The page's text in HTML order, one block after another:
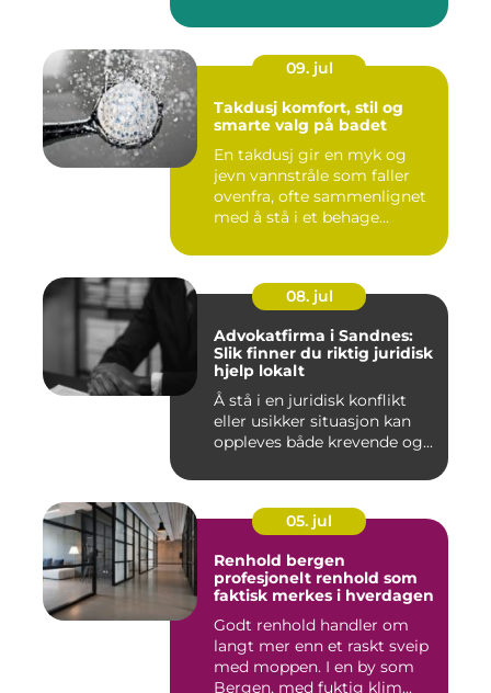
09. jul
Takdusj komfort, stil og
smarte valg på badet
En takdusj gir en myk og
jevn vannstråle som faller
ovenfra, ofte sammenlignet
med å stå i et behage...
08. jul
Advokatfirma i Sandnes:
Slik finner du riktig juridisk
hjelp lokalt
Å stå i en juridisk konflikt
eller usikker situasjon kan
oppleves både krevende og...
05. jul
Renhold bergen
profesjonelt renhold som
faktisk merkes i hverdagen
Godt renhold handler om
langt mer enn et raskt sveip
med moppen. I en by som
Bergen, med fuktig klim...